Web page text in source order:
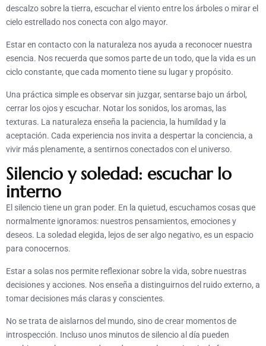
descalzo sobre la tierra, escuchar el viento entre los árboles o mirar el
cielo estrellado nos conecta con algo mayor.
Estar en contacto con la naturaleza nos ayuda a reconocer nuestra
esencia. Nos recuerda que somos parte de un todo, que la vida es un
ciclo constante, que cada momento tiene su lugar y propósito.
Una práctica simple es observar sin juzgar, sentarse bajo un árbol,
cerrar los ojos y escuchar. Notar los sonidos, los aromas, las
texturas. La naturaleza enseña la paciencia, la humildad y la
aceptación. Cada experiencia nos invita a despertar la conciencia, a
vivir más plenamente, a sentirnos conectados con el universo.
Silencio y soledad: escuchar lo
interno
El silencio tiene un gran poder. En la quietud, escuchamos cosas que
normalmente ignoramos: nuestros pensamientos, emociones y
deseos. La soledad elegida, lejos de ser algo negativo, es un espacio
para conocernos.
Estar a solas nos permite reflexionar sobre la vida, sobre nuestras
decisiones y acciones. Nos enseña a distinguirnos del ruido externo, a
tomar decisiones más claras y conscientes.
No se trata de aislarnos del mundo, sino de crear momentos de
introspección. Incluso unos minutos de silencio al día pueden